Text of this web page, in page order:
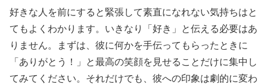
好きな人を前にすると緊張して素直になれない気持ちはと
てもよくわかります。いきなり「好き」と伝える必要はあ
りません。まずは、彼に何かを手伝ってもらったときに
「ありがとう！」と最高の笑顔を見せることだけに集中し
てみてください。それだけでも、彼への印象は劇的に変わ